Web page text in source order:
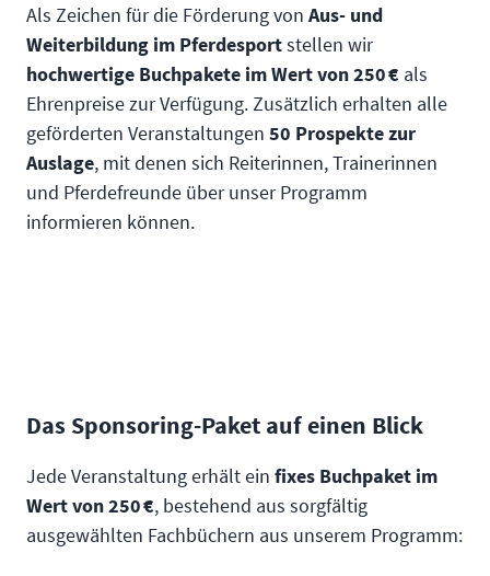
Als Zeichen für die Förderung von Aus- und
Weiterbildung im Pferdesportstellen wir
hochwertige Buchpakete im Wert von 250 € als
Ehrenpreise zur Verfügung. Zusätzlich erhalten alle
geförderten Veranstaltungen 50 Prospekte zur
Auslage, mit denen sich Reiterinnen, Trainerinnen
und Pferdefreunde über unser Programm
informieren können.
Das Sponsoring-Paket auf einen Blick
Jede Veranstaltung erhält ein fixes Buchpaket im
Wert von 250 €, bestehend aus sorgfältig
ausgewählten Fachbüchern aus unserem Programm: